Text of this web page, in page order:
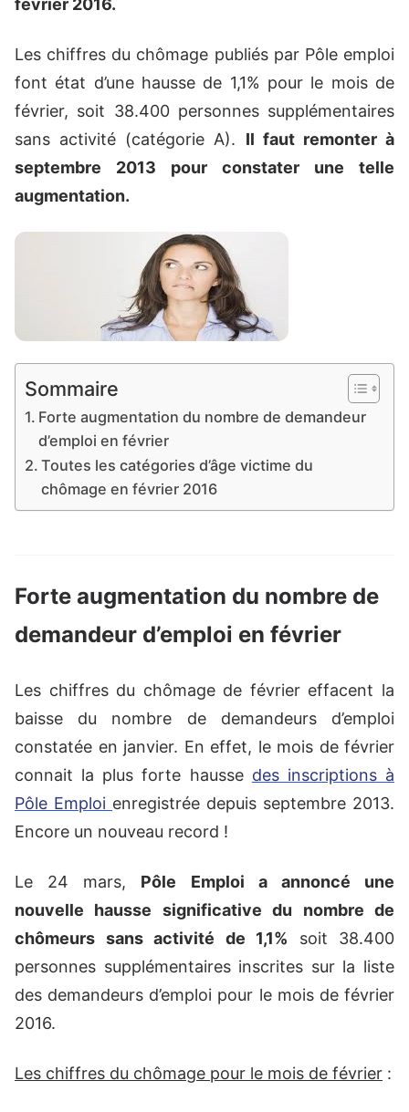
février 2016.
Les chiffres du chômage publiés par Pôle emploi
font état d’une hausse de 1,1% pour le mois de
février, soit 38.400 personnes supplémentaires
sans activité (catégorie A). Il faut remonter à
septembre 2013 pour constater une telle
augmentation.
Sommaire
Forte augmentation du nombre de demandeur
d’emploi en février
Toutes les catégories d’âge victime du
chômage en février 2016
Forte augmentation du nombre de
demandeur d’emploi en février
Les chiffres du chômage de février effacent la
baisse du nombre de demandeurs d’emploi
constatée en janvier. En effet, le mois de février
connait la plus forte hausse des inscriptions à
Pôle Emploi enregistrée depuis septembre 2013.
Encore un nouveau record !
Le 24 mars, Pôle Emploi a annoncé une
nouvelle hausse significative du nombre de
chômeurs sans activité de 1,1% soit 38.400
personnes supplémentaires inscrites sur la liste
des demandeurs d’emploi pour le mois de février
2016.
Les chiffres du chômage pour le mois de février :